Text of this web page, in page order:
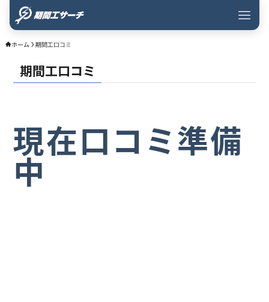
ホーム 期間工口コミ
期間工口コミ
現在口コミ準備
中